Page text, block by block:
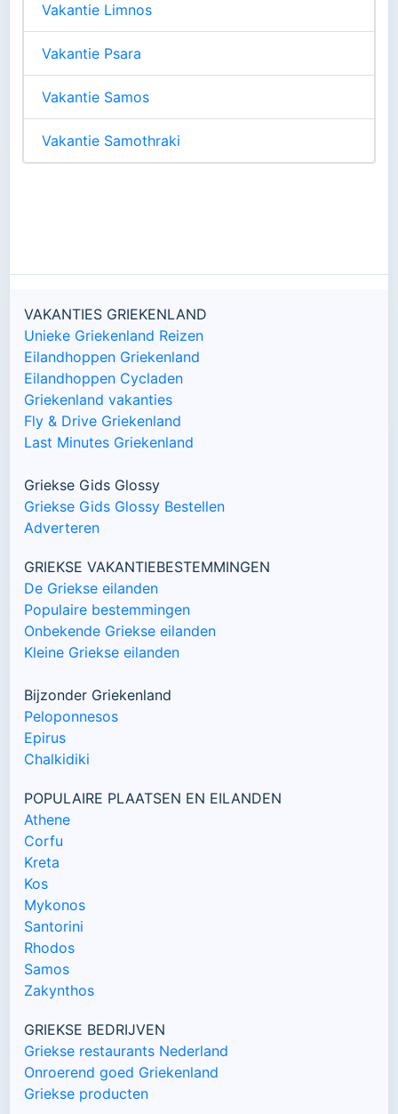
Vakantie Limnos
Vakantie Psara
Vakantie Samos
Vakantie Samothraki
VAKANTIES GRIEKENLAND
Unieke Griekenland Reizen
Eilandhoppen Griekenland
Eilandhoppen Cycladen
Griekenland vakanties
Fly & Drive Griekenland
Last Minutes Griekenland
Griekse Gids Glossy
Griekse Gids Glossy Bestellen
Adverteren
GRIEKSE VAKANTIEBESTEMMINGEN
De Griekse eilanden
Populaire bestemmingen
Onbekende Griekse eilanden
Kleine Griekse eilanden
Bijzonder Griekenland
Peloponnesos
Epirus
Chalkidiki
POPULAIRE PLAATSEN EN EILANDEN
Athene
Corfu
Kreta
Kos
Mykonos
Santorini
Rhodos
Samos
Zakynthos
GRIEKSE BEDRIJVEN
Griekse restaurants Nederland
Onroerend goed Griekenland
Griekse producten